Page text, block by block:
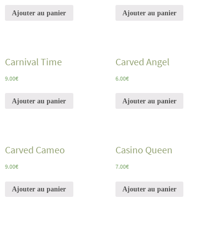
Ajouter au panier Ajouter au panier
Carnival Time
9.00€
Ajouter au panier
Carved Angel
6.00€
Ajouter au panier
Carved Cameo
9.00€
Ajouter au panier
Casino Queen
7.00€
Ajouter au panier